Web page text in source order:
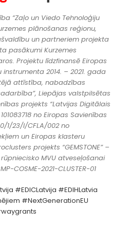
“Zaļo un Viedo Tehnoloģiju
plānošanas reģionu,
un partneriem projekta
pasākumi Kurzemes
Projektu līdzfinansē Eiropas
2014. – 2021. gada
attīstība, nabadzības
Liepājas valstpilsētas
projekts “Latvijas Digitālais
no Eiropas Savienības
1/23/I/CFLA/002 no
un Eiropas klasteru
projekts “GEMSTONE” –
MVU atveseļošanai
COSME-2021-CLUSTER-01
#EDICLatvija #EDIHLatvia
#NextGenerationEU